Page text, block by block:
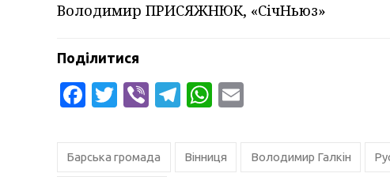
Володимир ПРИСЯЖНЮК, «СічНьюз»
Поділитися
Facebook
Twitter
ViberTelegram
WhatsApp
Барська громада Вінниця Володимир Галкін